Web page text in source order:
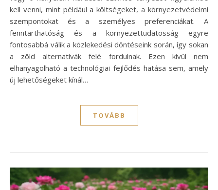
kell venni, mint például a költségeket, a környezetvédelmi
szempontokat és a személyes preferenciákat. A
fenntarthatóság és a környezettudatosság egyre
fontosabbá válik a közlekedési döntéseink során, így sokan
a zöld alternatívák felé fordulnak. Ezen kívül nem
elhanyagolható a technológiai fejlődés hatása sem, amely
új lehetőségeket kínál…
TOVÁBB